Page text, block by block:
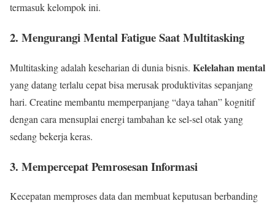
termasuk kelompok ini.
2. Mengurangi Mental Fatigue Saat Multitasking
Multitasking adalah keseharian di dunia bisnis. Kelelahan mental
yang datang terlalu cepat bisa merusak produktivitas sepanjang
hari. Creatine membantu memperpanjang “daya tahan” kognitif
dengan cara mensuplai energi tambahan ke sel-sel otak yang
sedang bekerja keras.
3. Mempercepat Pemrosesan Informasi
Kecepatan memproses data dan membuat keputusan berbanding